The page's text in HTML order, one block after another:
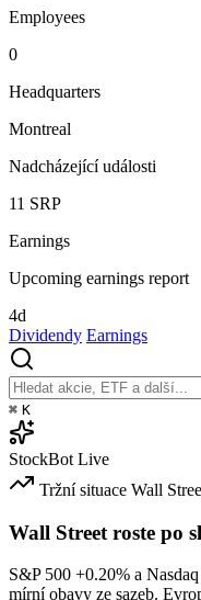
Employees
0
Headquarters
Montreal
Nadcházející události
11 SRP
Earnings
Upcoming earnings report
4d
Dividendy Earnings
⌘ K
StockBot Live
Tržní situace Wall
Wall Street roste po
S&P 500 +0.20% a Nasdaq
mírní obavy ze sazeb.